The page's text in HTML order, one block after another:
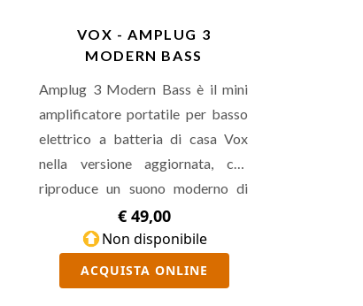
VOX - AMPLUG 3
MODERN BASS
Amplug 3 Modern Bass è il mini
amplificatore portatile per basso
elettrico a batteria di casa Vox
nella versione aggiornata, che
riproduce un suono moderno di
basso, con un canale 2 aggressivo
ispirato a DarkGlass. Presenta
effetti stereo come Chorus, Delay,
Reverb, doppio canale, controlli di
€ 49,00
Non disponibile
ACQUISTA ONLINE